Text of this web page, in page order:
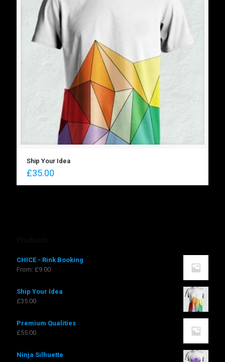
Ship Your Idea
£35.00
Products
CHICE - Rink Booking
From: £9.00
Ship Your Idea
£35.00
Premium Qualities
£55.00
Ninja Silhuette